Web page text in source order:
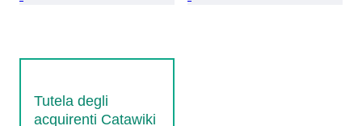
Tutela degli
acquirenti Catawiki